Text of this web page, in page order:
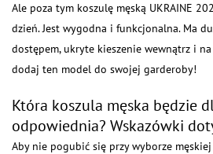
Ale poza tym koszulę męską UKRAINE
dzień. Jest wygodna i funkcjonalna. Ma
dostępem, ukryte kieszenie wewnątrz i
dodaj ten model do swojej garderoby!
Która koszula męska będzie
odpowiednia? Wskazówki
Aby nie pogubić się przy wyborze